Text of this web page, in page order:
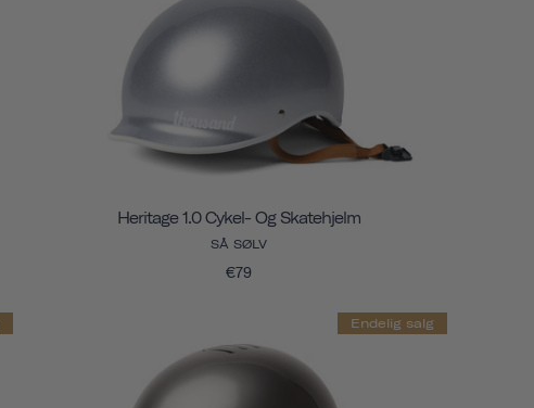
Heritage 1.0 Cykel- Og Skatehjelm
SÅ SØLV
€79
Endelig salg